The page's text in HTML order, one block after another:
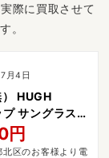
際に買取させて
。
月4日
HUGH
サングラス
円
区のお客様より電